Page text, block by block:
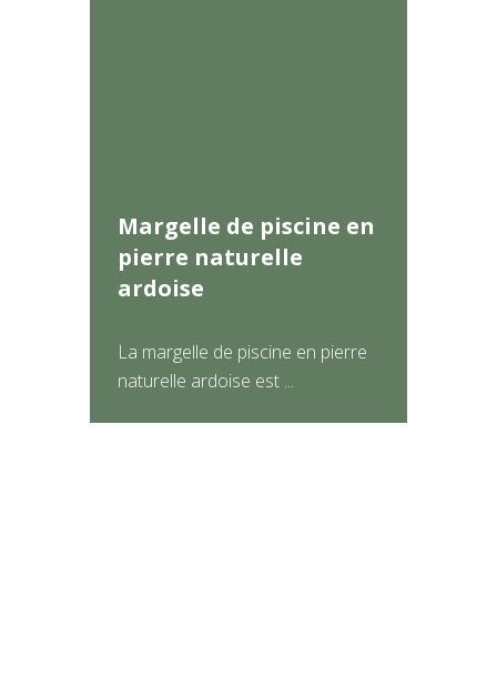
Margelle de piscine en
pierre naturelle
ardoise
La margelle de piscine en pierre
naturelle ardoise est ...